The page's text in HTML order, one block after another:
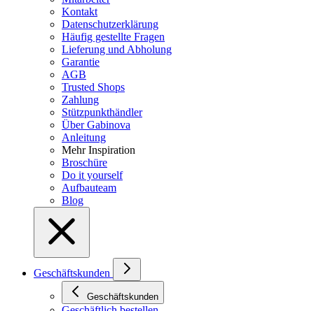
Kontakt
Datenschutzerklärung
Häufig gestellte Fragen
Lieferung und Abholung
Garantie
AGB
Trusted Shops
Zahlung
Stützpunkthändler
Über Gabinova
Anleitung
Mehr Inspiration
Broschüre
Do it yourself
Aufbauteam
Blog
Geschäftskunden
Geschäftskunden